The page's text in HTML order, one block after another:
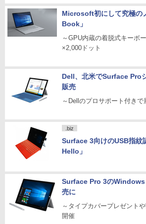
Microsoft初にして究極の
Book」
～GPU内蔵の着脱式キーボ
×2,000ドット
Dell、北米でSurface Pro
販売
～Dellのプロサポート付きで
.biz
Surface 3向けのUSB指紋
Hello」
Surface Pro 3のWindows
売に
～タイプカバープレゼント
開催